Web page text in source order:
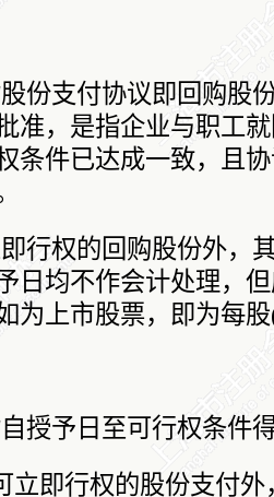
份支付协议即回购股
准，是指企业与职工
条件已达成一致，且
行权的回购股份外，
日均不作会计处理，
为上市股票，即为每股
授予日至可行权条件
立即行权的股份支付